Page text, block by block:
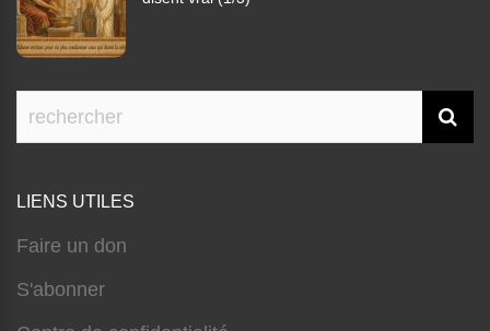
LIENS UTILES
Faire un don
S'abonner